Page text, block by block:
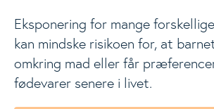
Eksponering for mange
kan mindske risikoen for, at
omkring mad eller får
fødevarer senere i livet.